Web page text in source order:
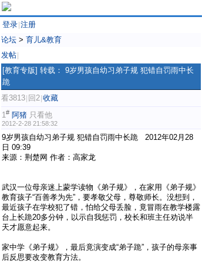
登录 注册
论坛 > 育儿&教育
发帖
[教育专版] 转载： 9岁男孩自幼习弟子规 犯错自罚雨中长
跪
看3813 回2 收藏
1# 阿猪 只看他
2012-2-28 21:58:32
9岁男孩自幼习弟子规 犯错自罚雨中长跪 2012年02月28
日 09:39
来源：荆楚网 作者：高家龙
武汉一位母亲迷上蒙学读物《弟子规》，在家用《弟子规》
教育孩子“百善孝为先”，要孝敬父母，尊敬师长。没想到，
最近孩子在学校犯了错，怕给父母丢脸，竟冒雨在教学楼露
台上长跪20多分钟，以示自我惩罚，校长和班主任劝说半
天才愿意起来。
家中学《弟子规》，最后竟演变成“弟子跪”，孩子的母亲事
后反思要改变教育方法。